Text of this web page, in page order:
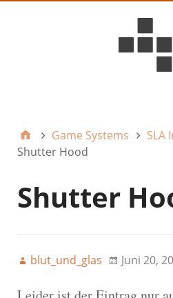
Game Systems
SLA
Shutter Hood
Shutter
blut_und_glas Juni 20,